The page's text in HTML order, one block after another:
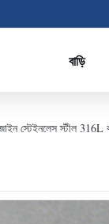
বাড়ি
স্টেইনলেস স্টীল 316L